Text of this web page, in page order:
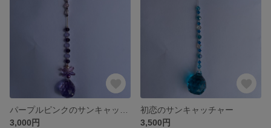
3,000円
初恋のサンキャッチャー
3,500円